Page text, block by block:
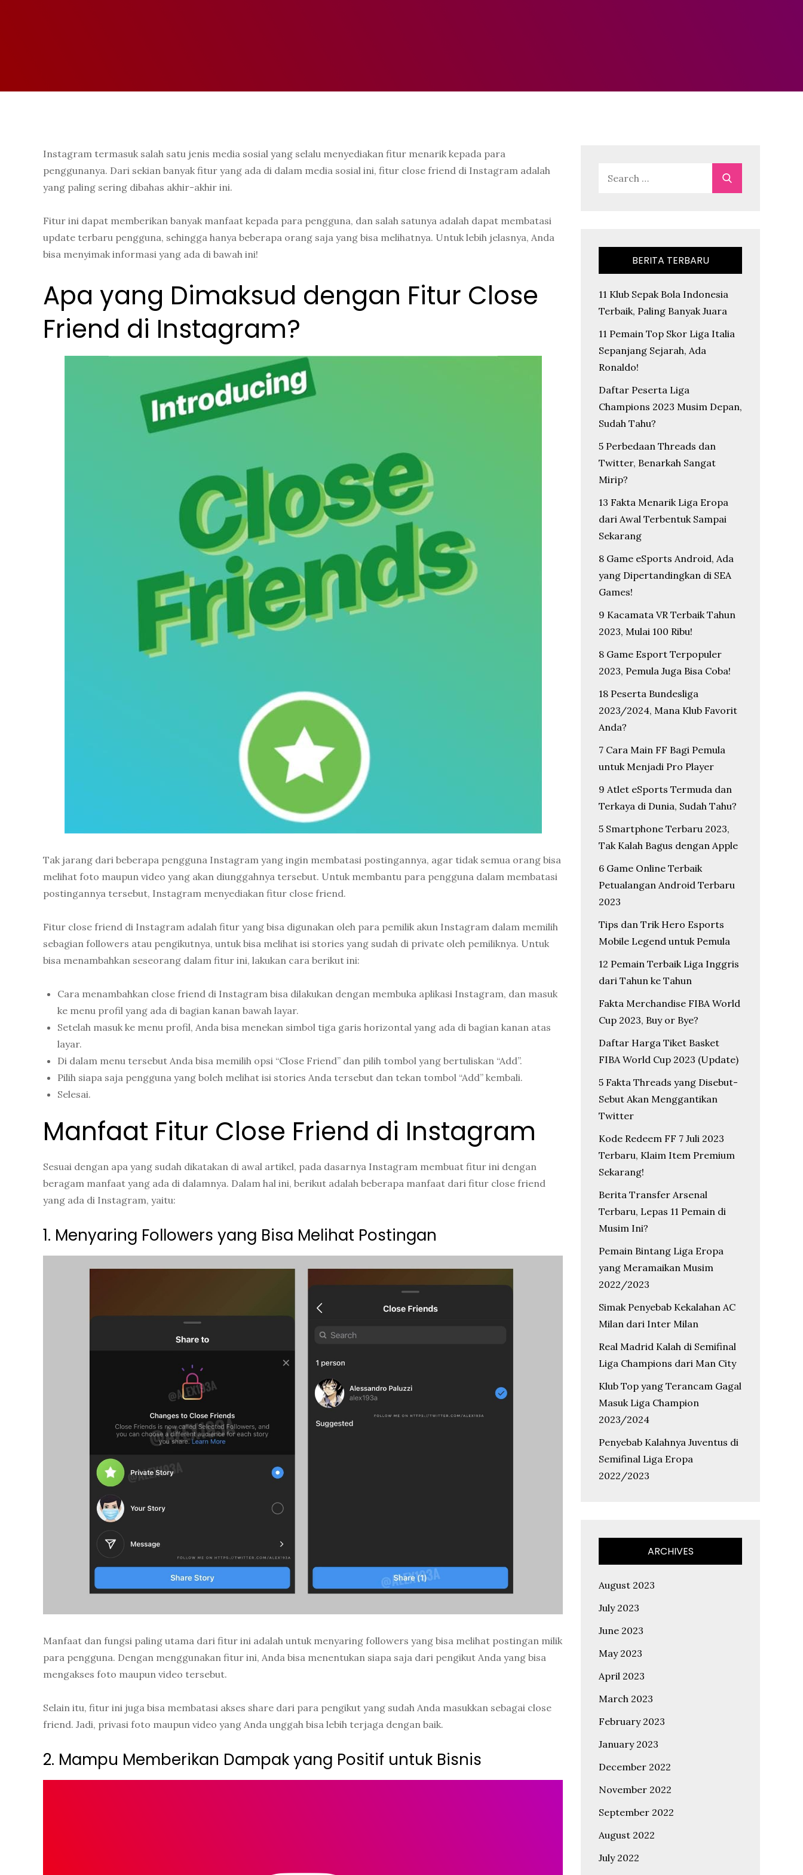
Instagram termasuk salah satu jenis media sosial yang selalu menyediakan fitur menarik kepada para
penggunanya. Dari sekian banyak fitur yang ada di dalam media sosial ini, fitur close friend di Instagram adalah
yang paling sering dibahas akhir-akhir ini.
Fitur ini dapat memberikan banyak manfaat kepada para pengguna, dan salah satunya adalah dapat membatasi
update terbaru pengguna, sehingga hanya beberapa orang saja yang bisa melihatnya. Untuk lebih jelasnya, Anda
bisa menyimak informasi yang ada di bawah ini!
Apa yang Dimaksud dengan Fitur Close
Friend di Instagram?
Tak jarang dari beberapa pengguna Instagram yang ingin membatasi postingannya, agar tidak semua orang bisa
melihat foto maupun video yang akan diunggahnya tersebut. Untuk membantu para pengguna dalam membatasi
postingannya tersebut, Instagram menyediakan fitur close friend.
Fitur close friend di Instagram adalah fitur yang bisa digunakan oleh para pemilik akun Instagram dalam memilih
sebagian followers atau pengikutnya, untuk bisa melihat isi stories yang sudah di private oleh pemiliknya. Untuk
bisa menambahkan seseorang dalam fitur ini, lakukan cara berikut ini:
Cara menambahkan close friend di Instagram bisa dilakukan dengan membuka aplikasi Instagram, dan masuk
ke menu profil yang ada di bagian kanan bawah layar.
Setelah masuk ke menu profil, Anda bisa menekan simbol tiga garis horizontal yang ada di bagian kanan atas
layar.
Di dalam menu tersebut Anda bisa memilih opsi “Close Friend” dan pilih tombol yang bertuliskan “Add”.
Pilih siapa saja pengguna yang boleh melihat isi stories Anda tersebut dan tekan tombol “Add” kembali.
Selesai.
Manfaat Fitur Close Friend di Instagram
Sesuai dengan apa yang sudah dikatakan di awal artikel, pada dasarnya Instagram membuat fitur ini dengan
beragam manfaat yang ada di dalamnya. Dalam hal ini, berikut adalah beberapa manfaat dari fitur close friend
yang ada di Instagram, yaitu:
1. Menyaring Followers yang Bisa Melihat Postingan
Manfaat dan fungsi paling utama dari fitur ini adalah untuk menyaring followers yang bisa melihat postingan milik
para pengguna. Dengan menggunakan fitur ini, Anda bisa menentukan siapa saja dari pengikut Anda yang bisa
mengakses foto maupun video tersebut.
Selain itu, fitur ini juga bisa membatasi akses share dari para pengikut yang sudah Anda masukkan sebagai close
friend. Jadi, privasi foto maupun video yang Anda unggah bisa lebih terjaga dengan baik.
2. Mampu Memberikan Dampak yang Positif untuk Bisnis
BERITA TERBARU
11 Klub Sepak Bola Indonesia
Terbaik, Paling Banyak Juara
11 Pemain Top Skor Liga Italia
Sepanjang Sejarah, Ada
Ronaldo!
Daftar Peserta Liga
Champions 2023 Musim Depan,
Sudah Tahu?
5 Perbedaan Threads dan
Twitter, Benarkah Sangat
Mirip?
13 Fakta Menarik Liga Eropa
dari Awal Terbentuk Sampai
Sekarang
8 Game eSports Android, Ada
yang Dipertandingkan di SEA
Games!
9 Kacamata VR Terbaik Tahun
2023, Mulai 100 Ribu!
8 Game Esport Terpopuler
2023, Pemula Juga Bisa Coba!
18 Peserta Bundesliga
2023/2024, Mana Klub Favorit
Anda?
7 Cara Main FF Bagi Pemula
untuk Menjadi Pro Player
9 Atlet eSports Termuda dan
Terkaya di Dunia, Sudah Tahu?
5 Smartphone Terbaru 2023,
Tak Kalah Bagus dengan Apple
6 Game Online Terbaik
Petualangan Android Terbaru
2023
Tips dan Trik Hero Esports
Mobile Legend untuk Pemula
12 Pemain Terbaik Liga Inggris
dari Tahun ke Tahun
Fakta Merchandise FIBA World
Cup 2023, Buy or Bye?
Daftar Harga Tiket Basket
FIBA World Cup 2023 (Update)
5 Fakta Threads yang Disebut-
Sebut Akan Menggantikan
Twitter
Kode Redeem FF 7 Juli 2023
Terbaru, Klaim Item Premium
Sekarang!
Berita Transfer Arsenal
Terbaru, Lepas 11 Pemain di
Musim Ini?
Pemain Bintang Liga Eropa
yang Meramaikan Musim
2022/2023
Simak Penyebab Kekalahan AC
Milan dari Inter Milan
Real Madrid Kalah di Semifinal
Liga Champions dari Man City
Klub Top yang Terancam Gagal
Masuk Liga Champion
2023/2024
Penyebab Kalahnya Juventus di
Semifinal Liga Eropa
2022/2023
ARCHIVES
August 2023
July 2023
June 2023
May 2023
April 2023
March 2023
February 2023
January 2023
December 2022
November 2022
September 2022
August 2022
July 2022